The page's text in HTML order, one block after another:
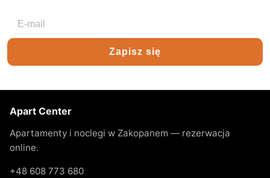
Adres e-mail
Zapisz się
Apart Center
Apartamenty i noclegi w Zakopanem — rezerwacja
online.
+48 608 773 680